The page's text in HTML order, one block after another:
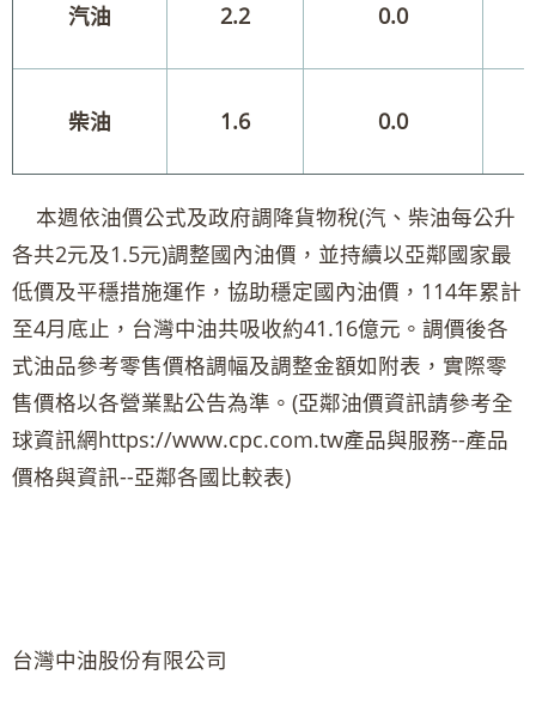
汽油 2.2 0.0
柴油 1.6 0.0
本週依油價公式及政府調降貨物稅(汽、柴油每公升
各共2元及1.5元)調整國內油價，並持續以亞鄰國家最
低價及平穩措施運作，協助穩定國內油價，114年累計
至4月底止，台灣中油共吸收約41.16億元。調價後各
式油品參考零售價格調幅及調整金額如附表，實際零
售價格以各營業點公告為準。(亞鄰油價資訊請參考全
球資訊網https://www.cpc.com.tw產品與服務--產品
價格與資訊--亞鄰各國比較表)
台灣中油股份有限公司